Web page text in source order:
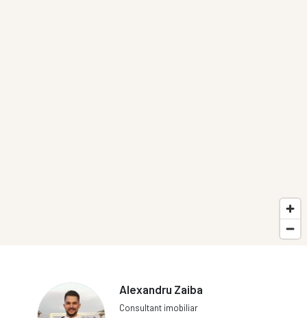
Alexandru Zaiba
Consultant imobiliar